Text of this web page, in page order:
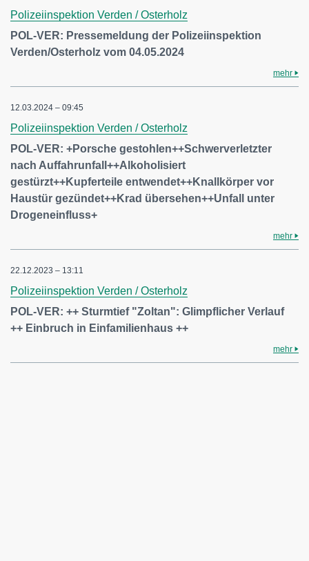
Polizeiinspektion Verden / Osterholz
POL-VER: Pressemeldung der Polizeiinspektion
Verden/Osterholz vom 04.05.2024
mehr
12.03.2024 – 09:45
Polizeiinspektion Verden / Osterholz
POL-VER: +Porsche gestohlen++Schwerverletzter
nach Auffahrunfall++Alkoholisiert
gestürzt++Kupferteile entwendet++Knallkörper vor
Haustür gezündet++Krad übersehen++Unfall unter
Drogeneinfluss+
mehr
22.12.2023 – 13:11
Polizeiinspektion Verden / Osterholz
POL-VER: ++ Sturmtief "Zoltan": Glimpflicher Verlauf
++ Einbruch in Einfamilienhaus ++
mehr